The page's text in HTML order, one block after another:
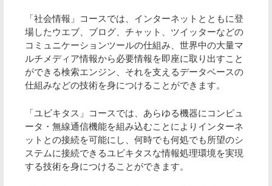
「社会情報」コースでは、インターネットとともに登
場したウエブ、ブログ、チャット、ツイッターなどの
コミュニケーションツールの仕組み、世界中の大量マ
ルチメディア情報から必要情報を即座に取り出すこと
ができる検索エンジン、それを支えるデータベースの
仕組みなどの技術を身につけることができます。
「ユビキタス」コースでは、あらゆる機器にコンピュ
ータ・無線通信機能を組み込むことによりインターネ
ットとの接続を可能にし、何時でも何処でも所望のシ
ステムに接続できるユビキタスな情報処理環境を実現
する技術を身につけることができます。